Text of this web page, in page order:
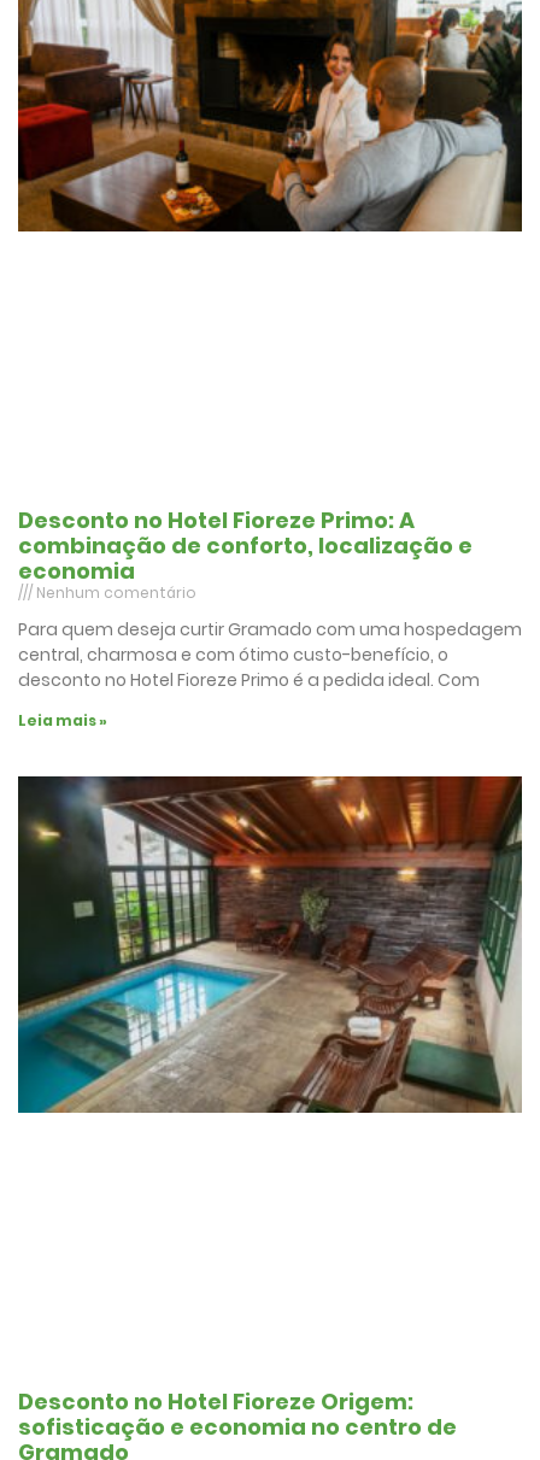
Desconto no Hotel Fioreze Primo: A
combinação de conforto, localização e
economia
Nenhum comentário
Para quem deseja curtir Gramado com uma hospedagem
central, charmosa e com ótimo custo-benefício, o
desconto no Hotel Fioreze Primo é a pedida ideal. Com
Leia mais »
Desconto no Hotel Fioreze Origem:
sofisticação e economia no centro de
Gramado